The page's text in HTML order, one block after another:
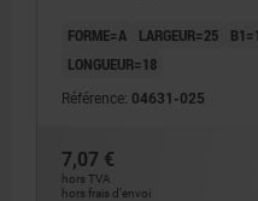
FORME=A LARGEUR=25
LONGUEUR=18
Référence: 04631-025
7,07 €
hors TVA
hors frais d’envoi